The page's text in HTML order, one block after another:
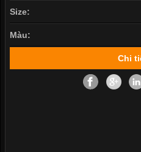
Size:
Màu:
Chi